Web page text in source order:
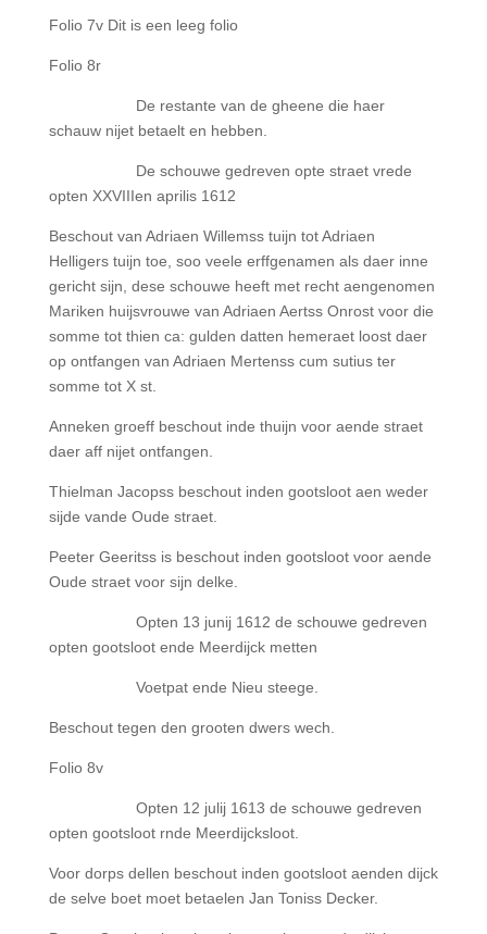
Folio 7v Dit is een leeg folio
Folio 8r
De restante van de gheene die haer
schauw nijet betaelt en hebben.
De schouwe gedreven opte straet vrede
opten XXVIIIen aprilis 1612
Beschout van Adriaen Willemss tuijn tot Adriaen
Helligers tuijn toe, soo veele erffgenamen als daer inne
gericht sijn, dese schouwe heeft met recht aengenomen
Mariken huijsvrouwe van Adriaen Aertss Onrost voor die
somme tot thien ca: gulden datten hemeraet loost daer
op ontfangen van Adriaen Mertenss cum sutius ter
somme tot X st.
Anneken groeff beschout inde thuijn voor aende straet
daer aff nijet ontfangen.
Thielman Jacopss beschout inden gootsloot aen weder
sijde vande Oude straet.
Peeter Geeritss is beschout inden gootsloot voor aende
Oude straet voor sijn delke.
Opten 13 junij 1612 de schouwe gedreven
opten gootsloot ende Meerdijck metten
Voetpat ende Nieu steege.
Beschout tegen den grooten dwers wech.
Folio 8v
Opten 12 julij 1613 de schouwe gedreven
opten gootsloot rnde Meerdijcksloot.
Voor dorps dellen beschout inden gootsloot aenden dijck
de selve boet moet betaelen Jan Toniss Decker.